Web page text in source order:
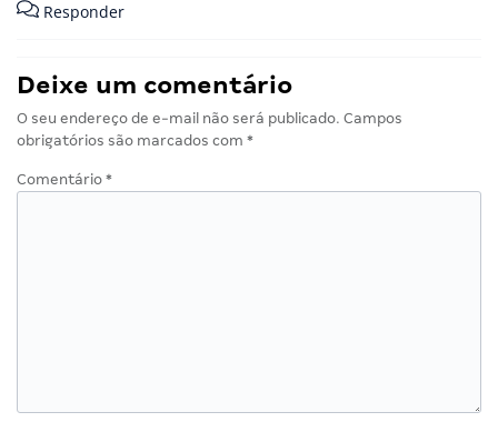
Responder
Deixe um comentário
O seu endereço de e-mail não será publicado. Campos
obrigatórios são marcados com *
Comentário *